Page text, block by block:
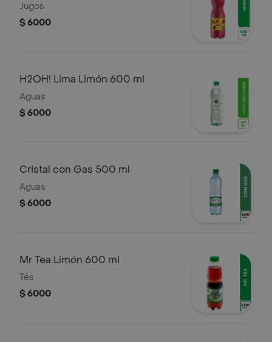
Jugos
$ 6000
H2OH! Lima Limón 600 ml
Aguas
$ 6000
Cristal con Gas 500 ml
Aguas
$ 6000
Mr Tea Limón 600 ml
Tés
$ 6000